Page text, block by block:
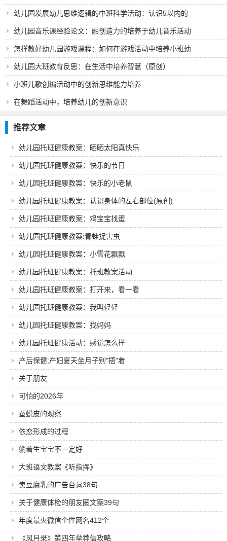
幼儿园发展幼儿思维逻辑的中班科学活动：认识5以内的
序数
幼儿园音乐课经验论文：融创造力的培养于幼儿音乐活动
之中
怎样教好幼儿园游戏课程：如何在游戏活动中培养小班幼
儿的自信心
幼儿园大班教育反思：在生活中培养智慧（原创）
小班儿歌创编活动中的创新思维能力培养
在舞蹈活动中，培养幼儿的创新意识
推荐文章
幼儿园托班健康教案：晒晒太阳真快乐
幼儿园托班健康教案：快乐的节日
幼儿园托班健康教案：快乐的小老鼠
幼儿园托班健康教案：认识身体的左右部位(原创)
幼儿园托班健康教案：鸡宝宝找蛋
幼儿园托班健康教案:青蛙捉害虫
幼儿园托班健康教案：小雪花飘飘
幼儿园托班健康教案：托班教案活动
幼儿园托班健康教案：打开来，看一看
幼儿园托班健康教案：我叫轻轻
幼儿园托班健康教案：找妈妈
幼儿园托班健康活动：感觉怎么样
产后保健;产妇夏天坐月子别"捂"着
关于朋友
可怕的2026年
蚕蜕皮的观察
依恋形成的过程
躺着生宝宝不一定好
大班语文教案《听指挥》
卖豆腐乳的广告台词38句
关于健康体检的朋友圈文案39句
年度最火微信个性网名412个
《风月录》第四年举荐信攻略